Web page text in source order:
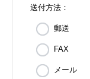
送付方法：
郵送
FAX
メール